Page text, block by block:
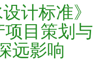
计标准》
目策划与
远影响